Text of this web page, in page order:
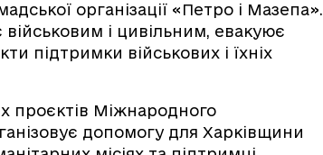
організації «Петро і Мазепа».
і цивільним, евакуює
підтримки військових і їхніх
проєктів Міжнародного
допомогу для Харківщини